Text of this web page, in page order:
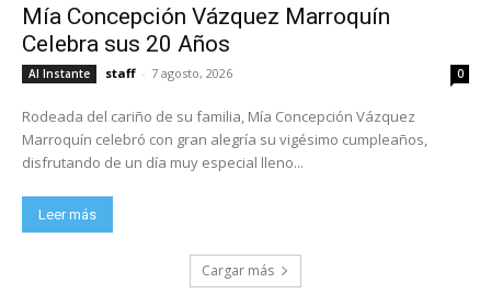
Mía Concepción Vázquez Marroquín
Celebra sus 20 Años
Al Instante staff - 7 agosto, 2026 0
Rodeada del cariño de su familia, Mía Concepción Vázquez
Marroquín celebró con gran alegría su vigésimo cumpleaños,
disfrutando de un día muy especial lleno...
Leer más
Cargar más